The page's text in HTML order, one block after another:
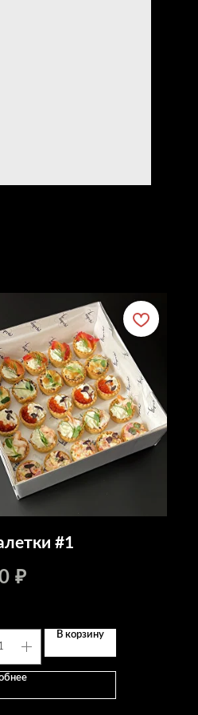
#1
₽
В корзину